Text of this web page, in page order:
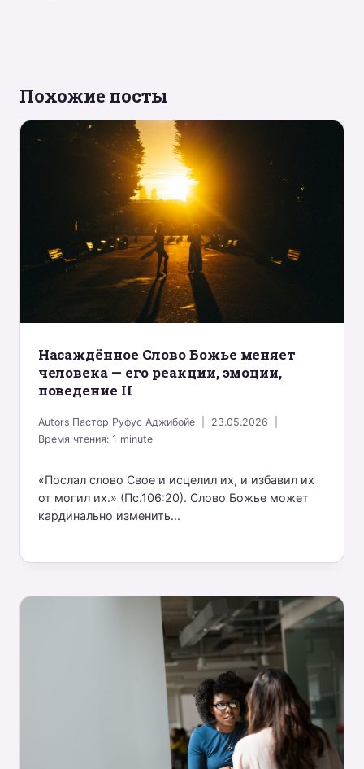
Похожие посты
Hасаждённое Слово Божье меняет
человека — его реакции, эмоции,
поведение II
Autors Пастор Руфус Аджибойе
23.05.2026
Время чтения:1 minute
«Послал слово Свое и исцелил их, и избавил их
от могил их.» (Пс.106:20). Слово Божье может
кардинально изменить...